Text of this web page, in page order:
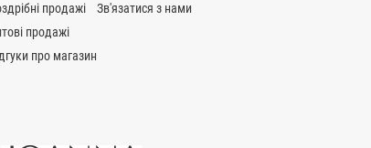
продажі
продажі
про магазин
Зв'язатися з нами